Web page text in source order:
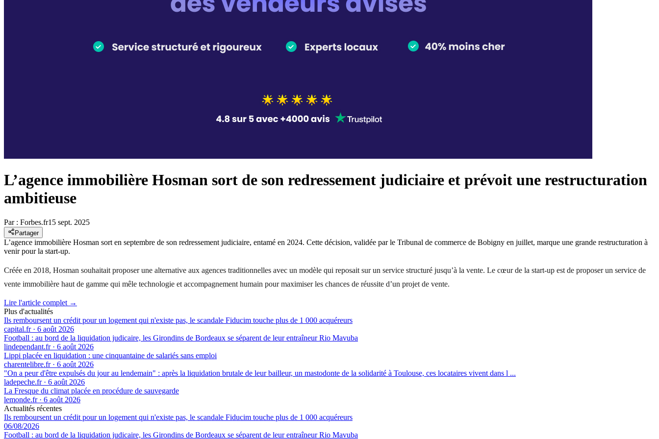
L’agence immobilière Hosman sort de son redressement judiciaire et prévoit une restructuration
ambitieuse
Par : Forbes.fr15 sept. 2025
Partager
L’agence immobilière Hosman sort en septembre de son redressement judiciaire, entamé en 2024. Cette décision, validée par le Tribunal de commerce de Bobigny en juillet, marque une grande restructuration à
venir pour la start-up.
Créée en 2018, Hosman souhaitait proposer une alternative aux agences traditionnelles avec un modèle qui reposait sur un service structuré jusqu’à la vente. Le cœur de la start-up est de proposer un service de
vente immobilière haut de gamme qui mêle technologie et accompagnement humain pour maximiser les chances de réussite d’un projet de vente.
Lire l'article complet →
Plus d'actualités
Ils remboursent un crédit pour un logement qui n'existe pas, le scandale Fiducim touche plus de 1 000 acquéreurs
capital.fr· 6 août 2026
Football : au bord de la liquidation judicaire, les Girondins de Bordeaux se séparent de leur entraîneur Rio Mavuba
lindependant.fr· 6 août 2026
Lippi placée en liquidation : une cinquantaine de salariés sans emploi
charentelibre.fr· 6 août 2026
"On a peur d'être expulsés du jour au lendemain" : après la liquidation brutale de leur bailleur, un mastodonte de la solidarité à Toulouse, ces locataires vivent dans l ...
ladepeche.fr· 6 août 2026
La Fresque du climat placée en procédure de sauvegarde
lemonde.fr· 6 août 2026
Actualités récentes
Ils remboursent un crédit pour un logement qui n'existe pas, le scandale Fiducim touche plus de 1 000 acquéreurs
06/08/2026
Football : au bord de la liquidation judicaire, les Girondins de Bordeaux se séparent de leur entraîneur Rio Mavuba